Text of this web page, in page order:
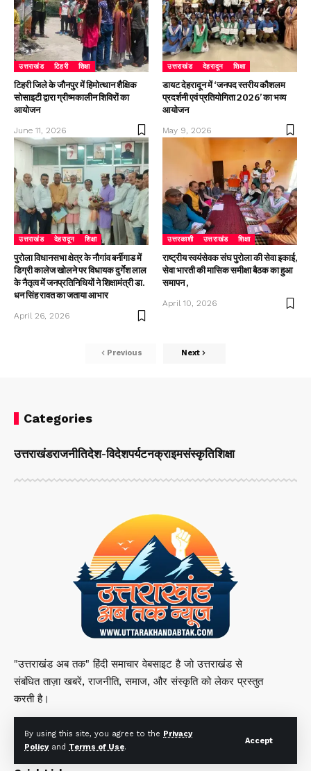
By using this site, you agree to the Privacy
Policyand Terms of Use.
Accept
उत्तराखंड टिहरी शिक्षा
टिहरी जिले के जौनपुर में हिमोत्थान शैक्षिक
सोसाइटी द्वारा ग्रीष्मकालीन शिविरों का
आयोजन
June 11, 2026
उत्तराखंड देहरादून शिक्षा
डायट देहरादून में ‘जनपद स्तरीय कौशलम
प्रदर्शनी एवं प्रतियोगिता 2026’ का भव्य
आयोजन
May 9, 2026
उत्तराखंड देहरादून शिक्षा
पुरोला विधानसभा क्षेत्र के नौगांव बर्नीगाड में
डिग्री कालेज खोलने पर विधायक दुर्गेश लाल
के नैतृत्व में जनप्रतिनिधियों ने शिक्षामंत्री डा.
धन सिंह रावत का जताया आभार
April 26, 2026
उत्तरकाशी उत्तराखंड शिक्षा
राष्ट्रीय स्वयंसेवक संघ पुरोला की सेवा इकाई,
सेवा भारती की मासिक समीक्षा बैठक का हुआ
समापन ,
April 10, 2026
Previous Next
Categories
उत्तराखंडराजनीतिदेश-विदेशपर्यटनक्राइमसंस्कृतिशिक्षा
"उत्तराखंड अब तक" हिंदी समाचार वेबसाइट है जो उत्तराखंड से
संबंधित ताज़ा खबरें, राजनीति, समाज, और संस्कृति को लेकर प्रस्तुत
करती है।